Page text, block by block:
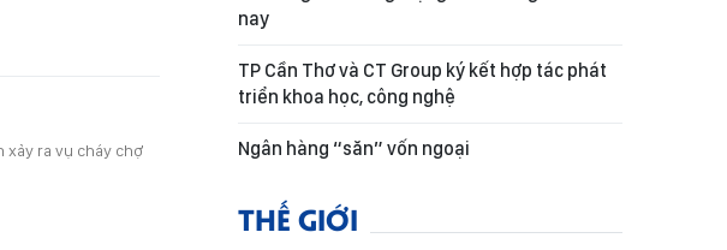
xảy ra vụ cháy chợ
nay
TP Cần Thơ và CT Group ký kết hợp tác phát
triển khoa học, công nghệ
Ngân hàng “săn” vốn ngoại
THẾ GIỚI